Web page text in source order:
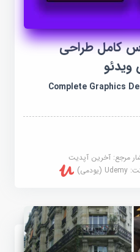
کامل طراحی
Complete Graphics
مرجع:آخرین آپدیت
Udemy (یودمی)